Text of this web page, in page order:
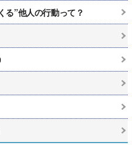
る”他人の行動って？